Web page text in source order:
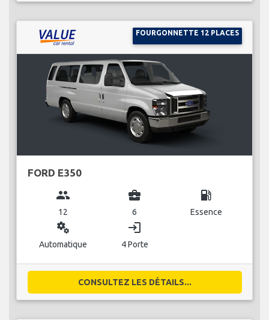
FOURGONNETTE 12 PLACES
FORD E350
group
12
business_center
6
local_gas_station
Essence
miscellaneous_services
Automatique
login
4 Porte
CONSULTEZ LES DÉTAILS...